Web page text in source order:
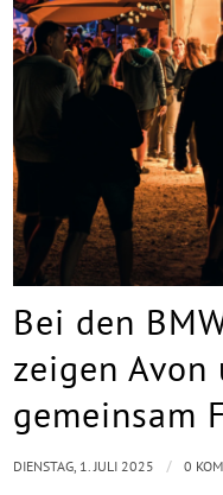
Bei den
zeigen
gemeinsam
DIENSTAG, 1. JULI 2025 / 0